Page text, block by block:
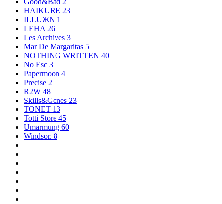
Good&Bad 2
HAIKURE 23
ILLUЖN 1
LEHA 26
Les Archives 3
Mar De Margaritas 5
NOTHING WRITTEN 40
No Esc 3
Papermoon 4
Precise 2
R2W 48
Skills&Genes 23
TONET 13
Totti Store 45
Umarmung 60
Windsor. 8